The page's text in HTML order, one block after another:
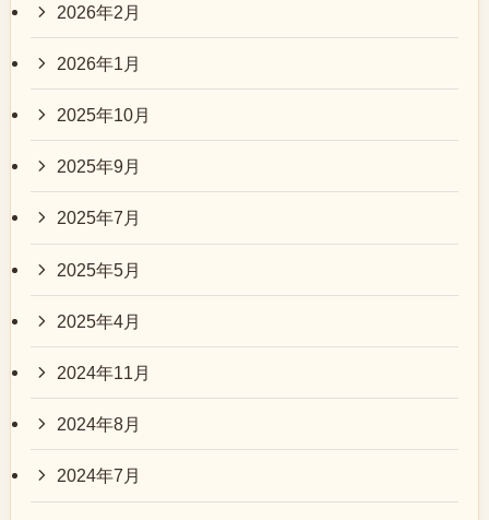
2026年2月
2026年1月
2025年10月
2025年9月
2025年7月
2025年5月
2025年4月
2024年11月
2024年8月
2024年7月